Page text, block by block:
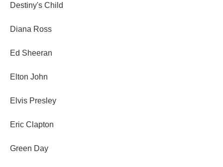
Destiny's Child
Diana Ross
Ed Sheeran
Elton John
Elvis Presley
Eric Clapton
Green Day